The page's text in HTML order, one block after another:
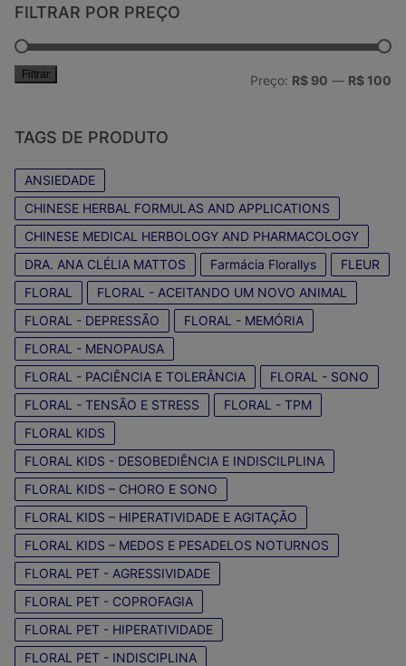
FILTRAR POR PREÇO
Filtrar Preço: R$ 90 — R$ 100
TAGS DE PRODUTO
ANSIEDADE
CHINESE HERBAL FORMULAS AND APPLICATIONS
CHINESE MEDICAL HERBOLOGY AND PHARMACOLOGY
DRA. ANA CLÉLIA MATTOS
Farmácia Florallys
FLEUR
FLORAL
FLORAL - ACEITANDO UM NOVO ANIMAL
FLORAL - DEPRESSÃO
FLORAL - MEMÓRIA
FLORAL - MENOPAUSA
FLORAL - PACIÊNCIA E TOLERÂNCIA
FLORAL - SONO
FLORAL - TENSÃO E STRESS
FLORAL - TPM
FLORAL KIDS
FLORAL KIDS - DESOBEDIÊNCIA E INDISCILPLINA
FLORAL KIDS – CHORO E SONO
FLORAL KIDS – HIPERATIVIDADE E AGITAÇÃO
FLORAL KIDS – MEDOS E PESADELOS NOTURNOS
FLORAL PET - AGRESSIVIDADE
FLORAL PET - COPROFAGIA
FLORAL PET - HIPERATIVIDADE
FLORAL PET - INDISCIPLINA